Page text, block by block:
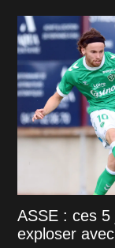
ASSE : ces
exploser